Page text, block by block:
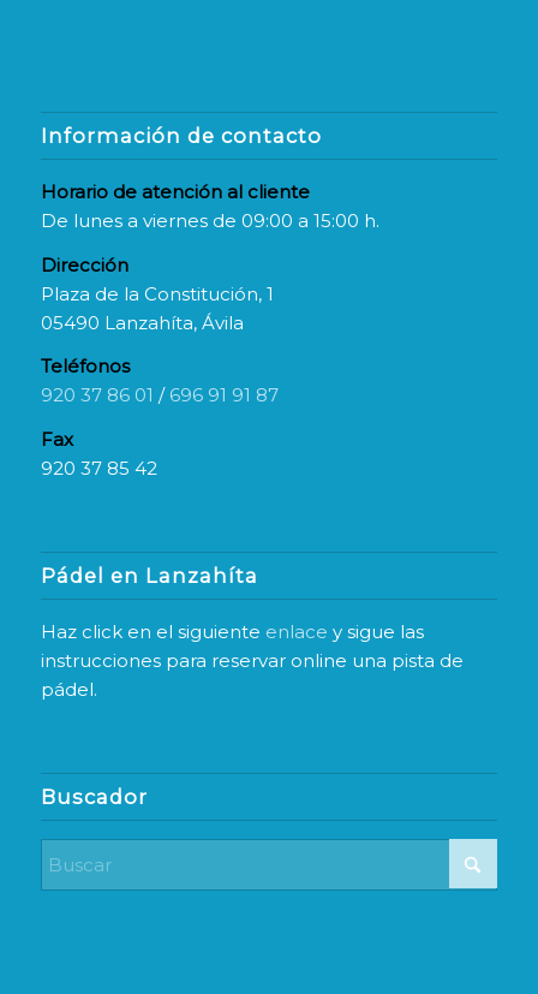
Información de contacto
Horario de atención al cliente
De lunes a viernes de 09:00 a 15:00 h.
Dirección
Plaza de la Constitución, 1
05490 Lanzahíta, Ávila
Teléfonos
920 37 86 01 / 696 91 91 87
Fax
920 37 85 42
Pádel en Lanzahíta
Haz click en el siguiente enlace y sigue las
instrucciones para reservar online una pista de
pádel.
Buscador